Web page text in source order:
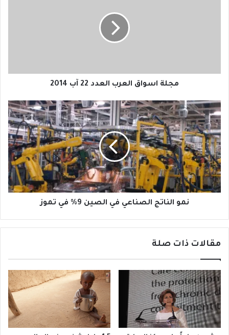
مجلة اسواق العرب العدد 22 آب 2014
نمو
الناتج
الصناعي
في
الصين
9%
في
تموز
نمو الناتج الصناعي في الصين 9% في تموز
مقالات ذات صلة